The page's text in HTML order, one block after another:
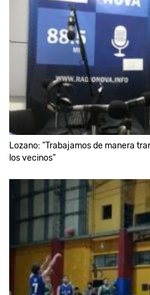
Lozano: "Trabajamos de manera
los vecinos"